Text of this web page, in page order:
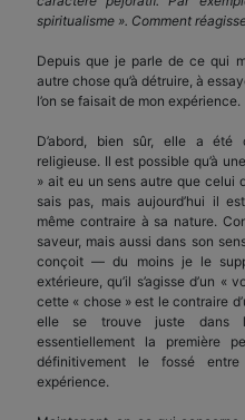
spiritualisme ». Comment
Depuis que je parle de ce qui
autre chose qu’à détruire, à
l’on se faisait de mon expérience.
D’abord, bien sûr, elle a été
religieuse. Il est possible qu’à
» ait eu un sens autre que celui
sais pas, mais aujourd’hui il
même contraire à sa nature.
saveur, mais aussi dans son
conçoit — du moins je le
extérieure, qu’il s’agisse d’un «
cette « chose » est le contraire
elle se trouve juste dans
essentiellement la première
définitivement le fossé entre
expérience.